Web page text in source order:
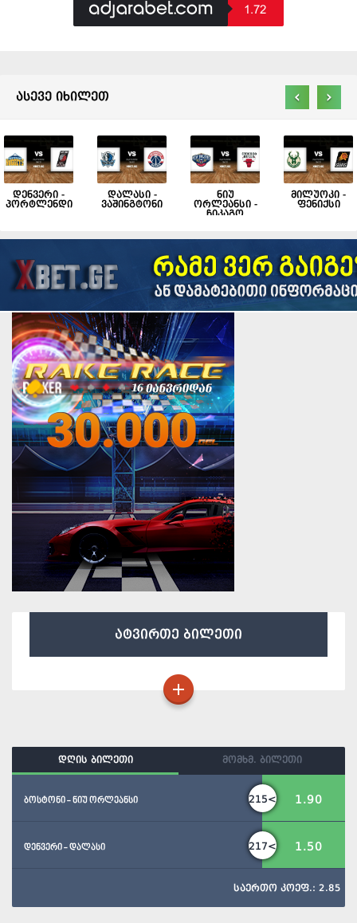
1.72
ასევე იხილეთ
დენვერი -
პორტლენდი
დალასი -
ვაშინგტონი
ნიუ
ორლეანსი -
ჩიკაგო
მილუოკი -
ფენიქსი
‹ ›
ატვირთე ბილეთი
დღის ბილეთი მომხმ. ბილეთი
ბოსტონი - ნიუ ორლეანსი 215< 1.90
დენვერი - დალასი 217< 1.50
საერთო კოეფ.: 2.85